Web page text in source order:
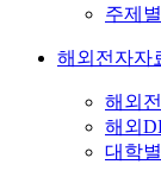
주제
해외전자자
해외
해외
대학